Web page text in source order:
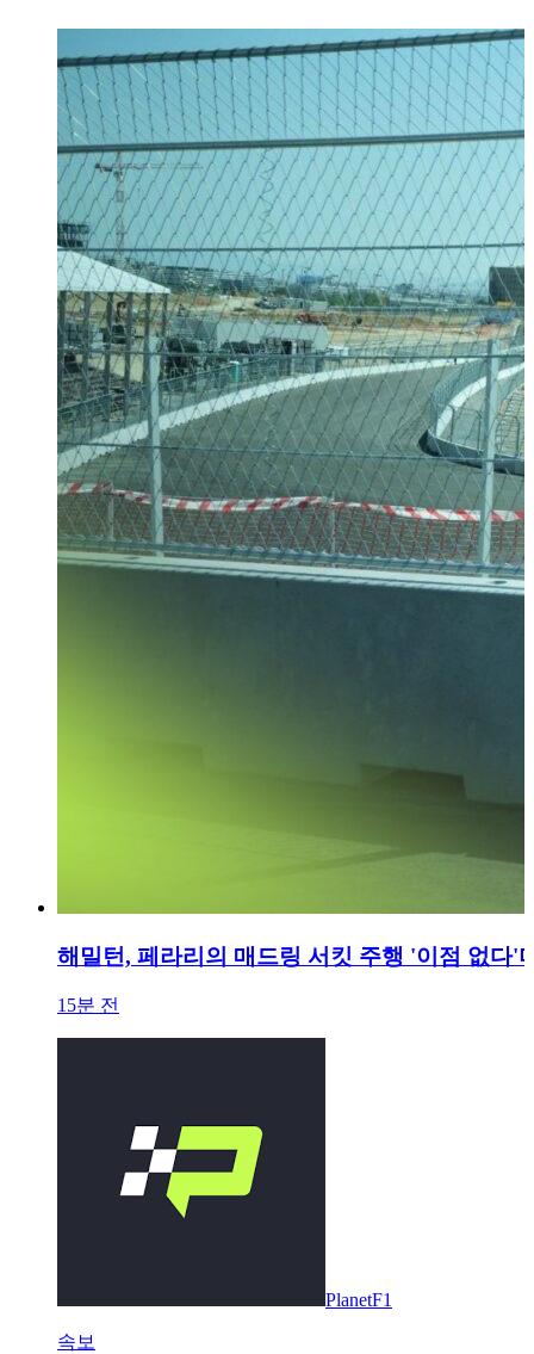
해밀턴, 페라리의 매드링 서킷 주행 '이점 없다'
15분 전
PlanetF1
속보